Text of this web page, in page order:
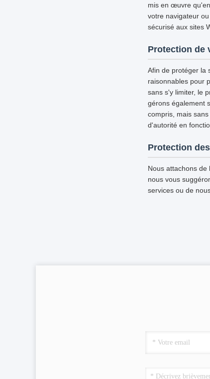
mis en œuvre
votre navigateur
sécurisé aux sites
Protection de
Afin de protéger la
raisonnables pour
sans s'y limiter, le
gérons également
compris, mais
d'autorité en
Protection
Nous attachons de
nous vous
services ou de